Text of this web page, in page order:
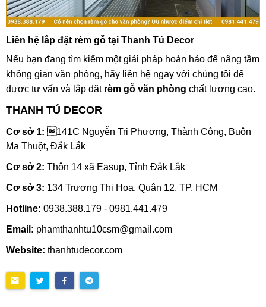
Liên hệ lắp đặt rèm gỗ tại Thanh Tú Decor
Nếu bạn đang tìm kiếm một giải pháp hoàn hảo để nâng tầm
không gian văn phòng, hãy liên hệ ngay với chúng tôi để
được tư vấn và lắp đặt rèm gỗ văn phòng chất lượng cao.
THANH TÚ DECOR
Cơ sở 1: 141C Nguyễn Tri Phương, Thành Công, Buôn
Ma Thuột, Đắk Lắk
Cơ sở 2: Thôn 14 xã Easup, Tỉnh Đắk Lắk
Cơ sở 3: 134 Trương Thị Hoa, Quận 12, TP. HCM
Hotline: 0938.388.179 - 0981.441.479
Email: phamthanhtu10csm@gmail.com
Website: thanhtudecor.com